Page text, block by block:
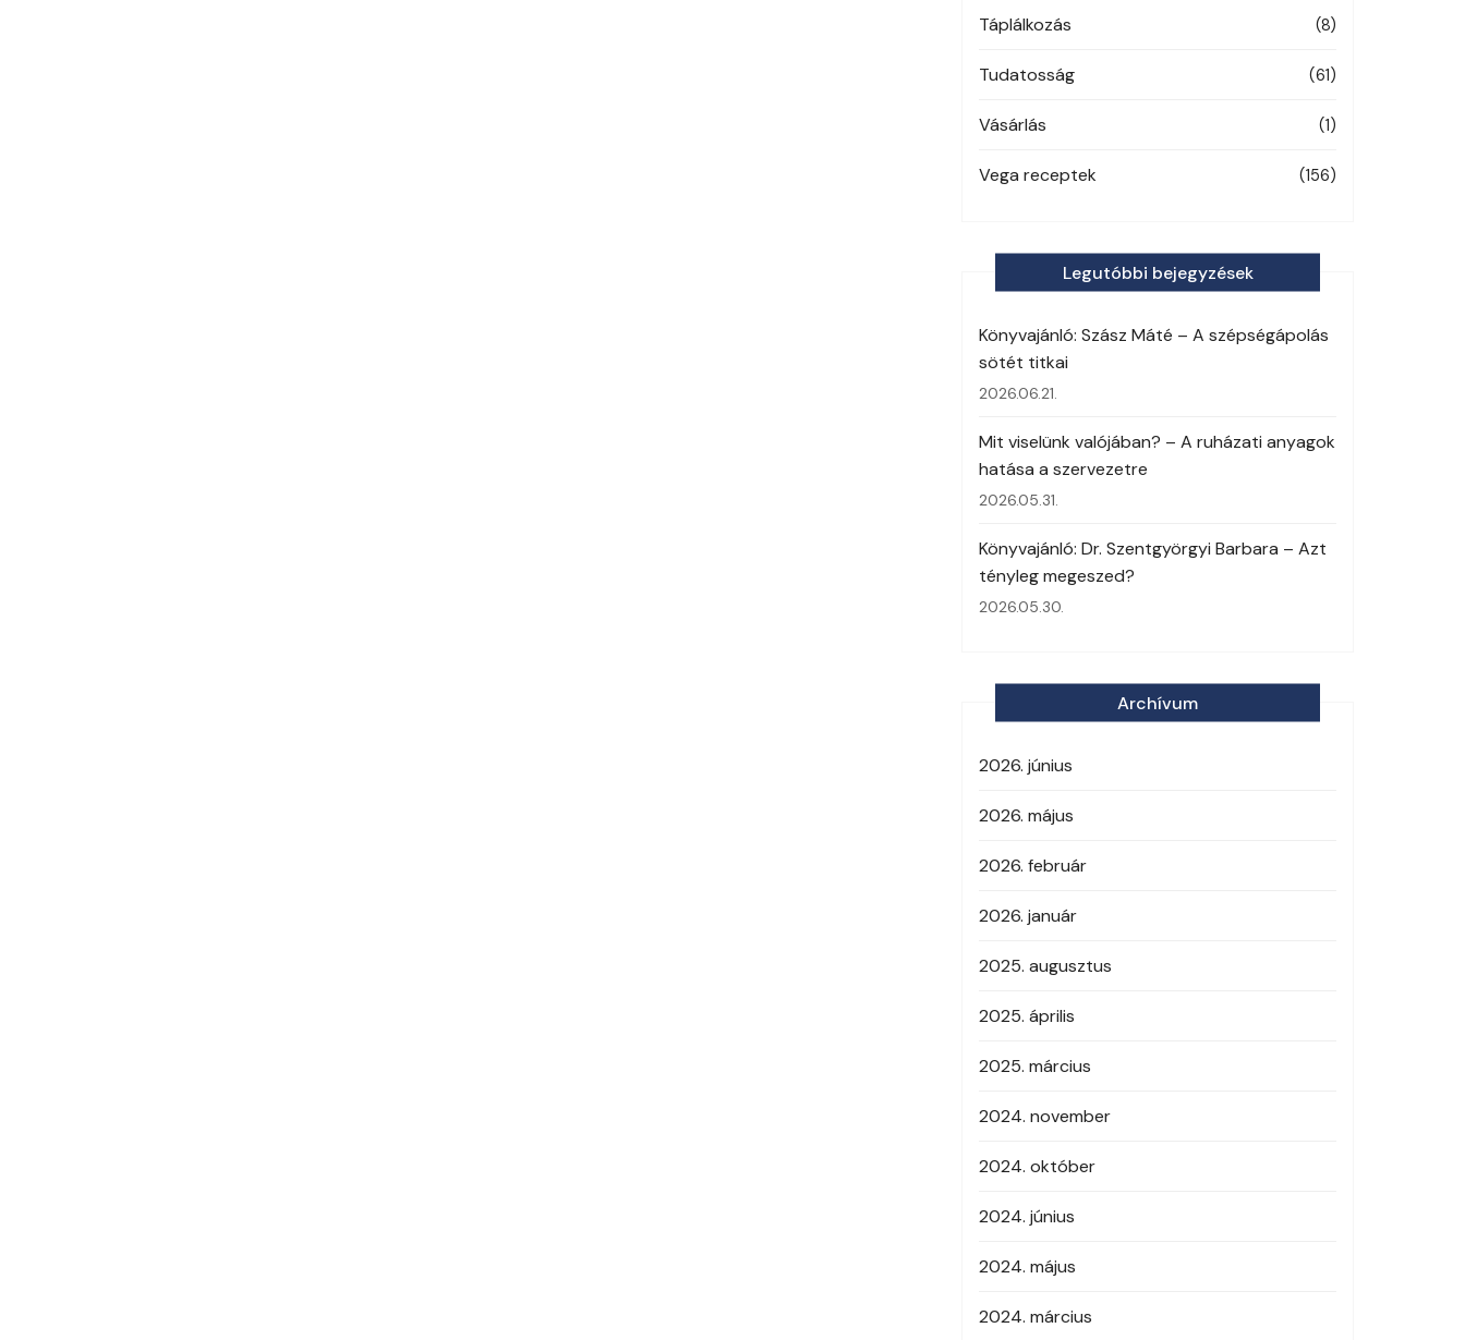
Táplálkozás (8)
Tudatosság (61)
Vásárlás (1)
Vega receptek (156)
Legutóbbi bejegyzések
Könyvajánló: Szász Máté – A szépségápolás
sötét titkai
2026.06.21.
Mit viselünk valójában? – A ruházati anyagok
hatása a szervezetre
2026.05.31.
Könyvajánló: Dr. Szentgyörgyi Barbara – Azt
tényleg megeszed?
2026.05.30.
Archívum
2026. június
2026. május
2026. február
2026. január
2025. augusztus
2025. április
2025. március
2024. november
2024. október
2024. június
2024. május
2024. március